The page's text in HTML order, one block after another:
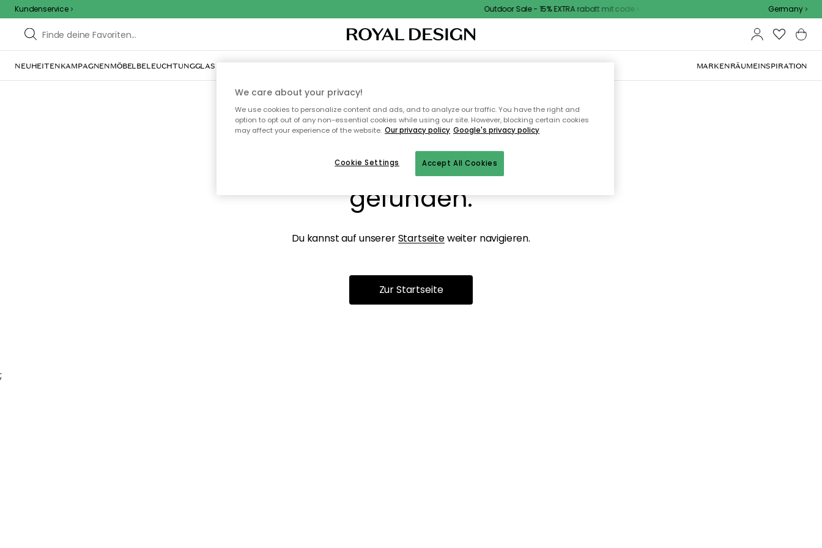
Kundenservice Outdoor Sale - 15% EXTRA rabatt mit code Germany
NEUHEITENKAMPAGNENMÖBELBELEUCHTUNGGLAS & GESCHIRRINNENEINRICHTUNGTEXTILIEN & TEPPICHEKÜCHEAUFBEWAHRUNGOUTDOOR-MÖBEL MARKENRÄUMEINSPIRATION
Ooops, die Seite wurde nicht
gefunden.
Du kannst auf unsererStartseiteweiter navigieren.
Zur Startseite
;
We care about your privacy!
We use cookies to personalize content and ads, and to analyze our traffic. You have the right and
option to opt out of any non-essential cookies while using our site. However, blocking certain cookies
may affect your experience of the website. Our privacy policy Google's privacy policy
Accept All Cookies
Cookie Settings